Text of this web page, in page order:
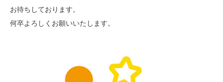
お待ちしております。
何卒よろしくお願いいたします。